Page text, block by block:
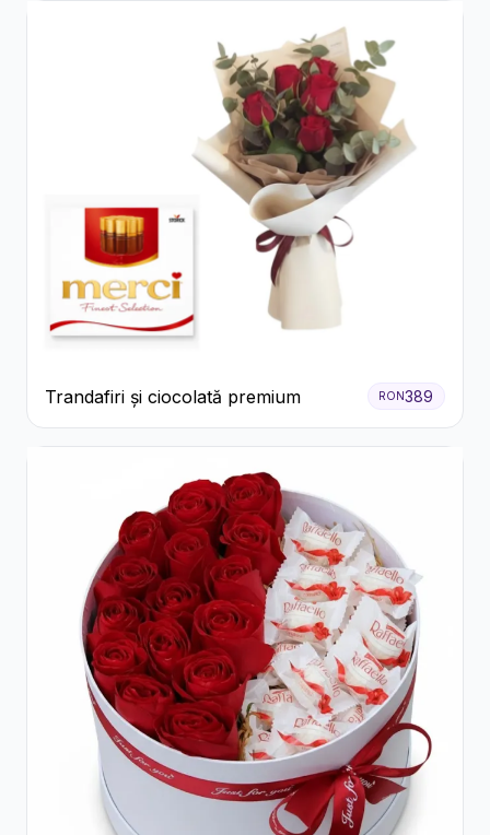
Trandafiri și ciocolată premium RON389